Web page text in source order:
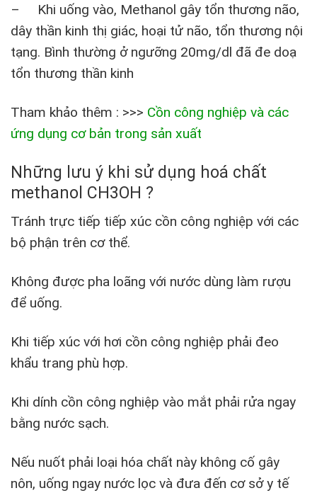
– Khi uống vào, Methanol gây tổn thương não,
dây thần kinh thị giác, hoại tử não, tổn thương nội
tạng. Bình thường ở ngưỡng 20mg/dl đã đe doạ
tổn thương thần kinh
Tham khảo thêm : >>> Cồn công nghiệp và các
ứng dụng cơ bản trong sản xuất
Những lưu ý khi sử dụng hoá chất
methanol CH3OH ?
Tránh trực tiếp tiếp xúc cồn công nghiệp với các
bộ phận trên cơ thể.
Không được pha loãng với nước dùng làm rượu
để uống.
Khi tiếp xúc với hơi cồn công nghiệp phải đeo
khẩu trang phù hợp.
Khi dính cồn công nghiệp vào mắt phải rửa ngay
bằng nước sạch.
Nếu nuốt phải loại hóa chất này không cố gây
nôn, uống ngay nước lọc và đưa đến cơ sở y tế